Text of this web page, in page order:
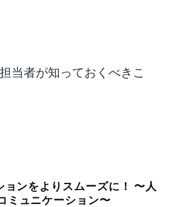
当者が知っておくべきこ
ョンをよりスムーズに！ 〜人
ミュニケーション〜